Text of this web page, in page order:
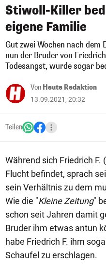
Stiwoll-Killer
eigene Familie
Gut zwei Wochen nach
nun der Bruder von
Todesangst, wurde sogar
Von Heute Redaktion
13.09.2021, 20:32
Teilen
Während sich Friedrich
Flucht befindet, sprach
sein Verhältnis zu dem
Wie die "Kleine Zeitung"
schon seit Jahren damit
Bruder ihm etwas antun
habe Friedrich F. ihm
Schaufel zu erschlagen.